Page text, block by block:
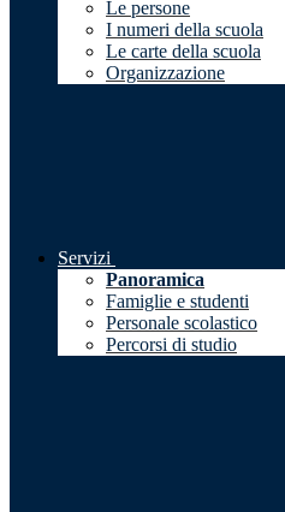
Le persone
I numeri della scuola
Le carte della scuola
Organizzazione
Servizi
Panoramica
Famiglie e studenti
Personale scolastico
Percorsi di studio